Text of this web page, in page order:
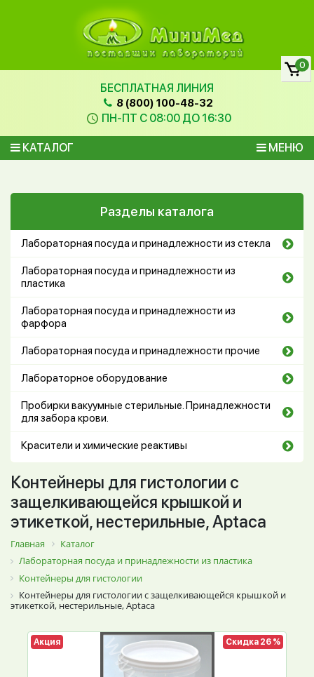
БЕСПЛАТНАЯ ЛИНИЯ
8 (800) 100-48-32
ПН-ПТ С 08:00 ДО 16:30
КАТАЛОГ МЕНЮ
0
Разделы каталога
Лабораторная посуда и принадлежности из стекла
Лабораторная посуда и принадлежности из
пластика
Лабораторная посуда и принадлежности из
фарфора
Лабораторная посуда и принадлежности прочие
Лабораторное оборудование
Пробирки вакуумные стерильные. Принадлежности
для забора крови.
Красители и химические реактивы
Контейнеры для гистологии с
защелкивающейся крышкой и
этикеткой, нестерильные, Aptaca
Главная
Каталог
Лабораторная посуда и принадлежности из пластика
Контейнеры для гистологии
Контейнеры для гистологии с защелкивающейся крышкой и
этикеткой, нестерильные, Aptaca
Акция Скидка 26 %